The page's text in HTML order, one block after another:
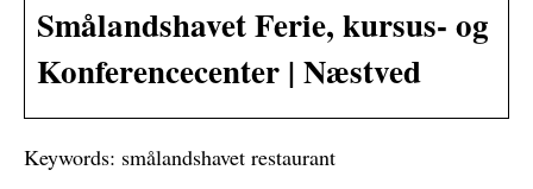
Smålandshavet Ferie, kursus- og
Konferencecenter | Næstved
Keywords: smålandshavet restaurant